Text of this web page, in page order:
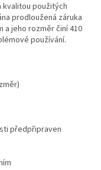
kvalitou použitých
prodloužená záruka
a jeho rozměr činí 410
používání.
předpřipraven